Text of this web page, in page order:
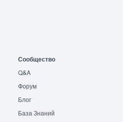
Сообщество
Q&A
Форум
Блог
База Знаний